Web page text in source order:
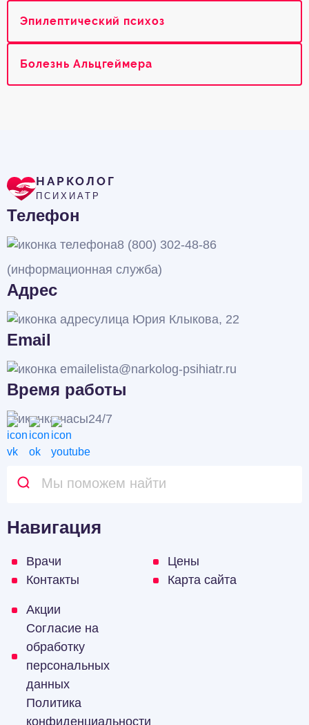
Эпилептический психоз
Болезнь Альцгеймера
НАРКОЛОГ
ПСИХИАТР
Телефон
8 (800) 302-48-86
(информационная служба)
Адрес
улица Юрия Клыкова, 22
Email
elista@narkolog-psihiatr.ru
Время работы
24/7
Навигация
Врачи
Цены
Контакты
Карта сайта
Акции
Согласие на
обработку
персональных
данных
Политика
конфиденциальности